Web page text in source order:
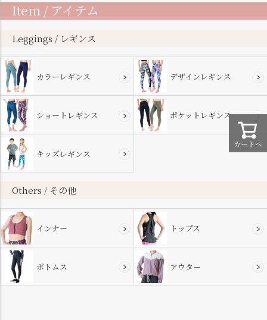
カートへ
ップ
Item / アイテム
Leggings / レギンス
カラーレギンス デザインレギンス
ショートレギンス ポケットレギンス
キッズレギンス
Others / その他
インナー トップス
ボトムス アウター